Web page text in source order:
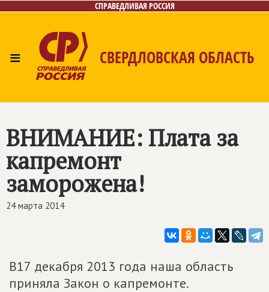
СПРАВЕДЛИВАЯ РОССИЯ
≡ СВЕРДЛОВСКАЯ ОБЛАСТЬ
Контакты
Поиск
ВНИМАНИЕ: Плата за
капремонт
заморожена!
24 марта 2014
В17 декабря 2013 года наша область
приняла Закон о капремонте.